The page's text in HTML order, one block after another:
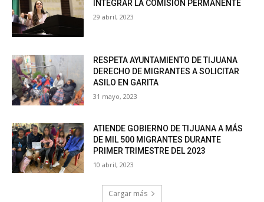
INTEGRAR LA COMISIÓN PERMANENTE
29 abril, 2023
RESPETA AYUNTAMIENTO DE TIJUANA
DERECHO DE MIGRANTES A SOLICITAR
ASILO EN GARITA
31 mayo, 2023
ATIENDE GOBIERNO DE TIJUANA A MÁS
DE MIL 500 MIGRANTES DURANTE
PRIMER TRIMESTRE DEL 2023
10 abril, 2023
Cargar más